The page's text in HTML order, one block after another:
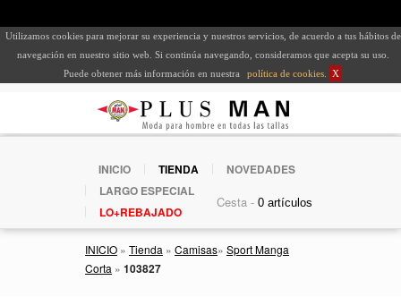
Utilizamos cookies para mejorar su experiencia y nuestros servicios, de acuerdo a tus hábitos de
navegación en nuestro sitio web. Si continúa navegando, consideramos que acepta su uso.
Puede obtener más información en nuestra
política de cookies X
INICIO TIENDA
NOVEDADES
LARGO ESPECIAL
LO+REBAJADO
Cesta -
INICIO » Tienda » Camisas» Sport Manga
Corta » 103827